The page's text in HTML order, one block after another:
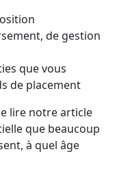
de gestion
que vous
de placement
lire notre article
que beaucoup
à quel âge